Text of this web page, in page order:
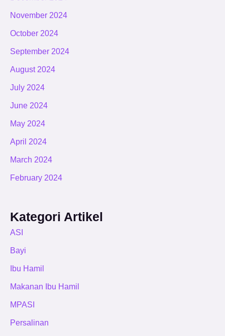
November 2024
October 2024
September 2024
August 2024
July 2024
June 2024
May 2024
April 2024
March 2024
February 2024
Kategori Artikel
ASI
Bayi
Ibu Hamil
Makanan Ibu Hamil
MPASI
Persalinan